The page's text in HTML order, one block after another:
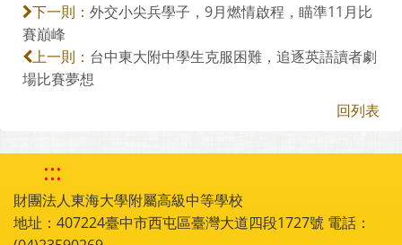
下一則： 外交小尖兵學子，9月燃情啟程，瞄準11月比
賽巔峰
上一則： 台中東大附中學生克服困難，追逐英語讀者劇
場比賽夢想
回列表
:::
財團法人東海大學附屬高級中等學校
地址：407224臺中市西屯區臺灣大道四段1727號 電話：